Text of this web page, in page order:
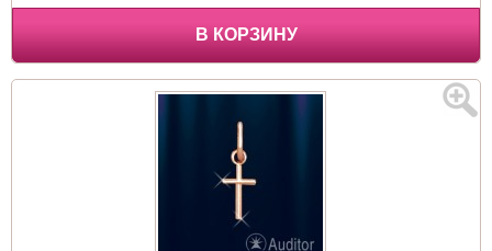
В КОРЗИНУ